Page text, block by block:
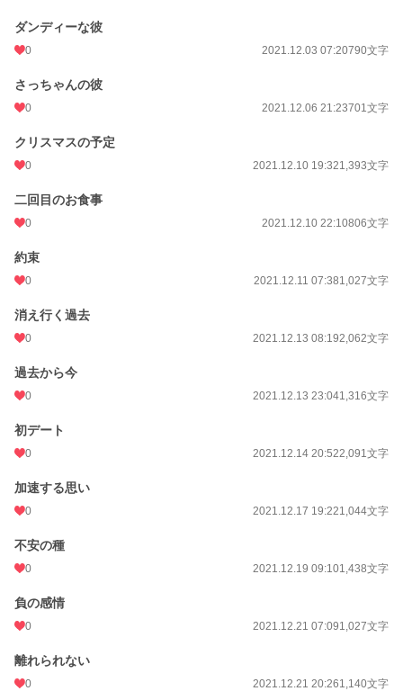
ダンディーな彼
0 2021.12.03 07:20790文字
さっちゃんの彼
0 2021.12.06 21:23701文字
クリスマスの予定
0 2021.12.10 19:321,393文字
二回目のお食事
0 2021.12.10 22:10806文字
約束
0 2021.12.11 07:381,027文字
消え行く過去
0 2021.12.13 08:192,062文字
過去から今
0 2021.12.13 23:041,316文字
初デート
0 2021.12.14 20:522,091文字
加速する思い
0 2021.12.17 19:221,044文字
不安の種
0 2021.12.19 09:101,438文字
負の感情
0 2021.12.21 07:091,027文字
離れられない
0 2021.12.21 20:261,140文字